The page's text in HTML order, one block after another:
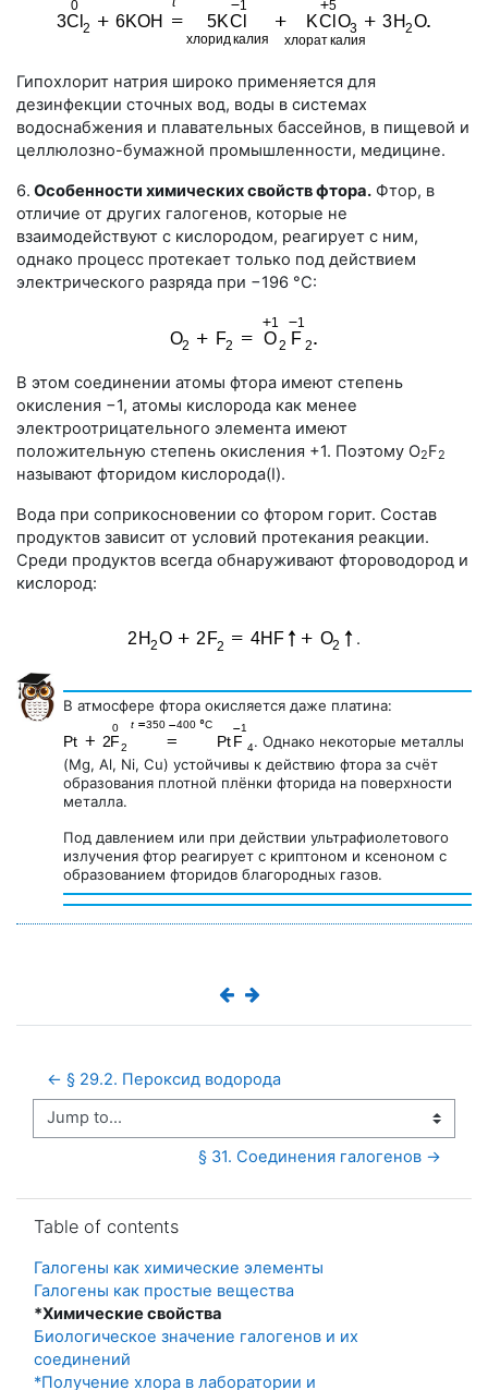
Гипохлорит натрия широко применяется для
дезинфекции сточных вод, воды в системах
водоснабжения и плавательных бассейнов, в пищевой и
целлюлозно-бумажной промышленности, медицине.
6. Особенности химических свойств фтора. Фтор, в
отличие от других галогенов, которые не
взаимодействуют с кислородом, реагирует с ним,
однако процесс протекает только под действием
электрического разряда при −196 °С:
В этом соединении атомы фтора имеют степень
окисления −1, атомы кислорода как менее
электроотрицательного элемента имеют
положительную степень окисления +1. Поэтому O2F2
называют фторидом кислорода(I).
Вода при соприкосновении со фтором горит. Состав
продуктов зависит от условий протекания реакции.
Среди продуктов всегда обнаруживают фтороводород и
кислород:
.
В атмосфере фтора окисляется даже платина:
. Однако некоторые металлы
(Mg, Al, Ni, Cu) устойчивы к действию фтора за счёт
образования плотной плёнки фторида на поверхности
металла.
Под давлением или при действии ультрафиолетового
излучения фтор реагирует с криптоном и ксеноном с
образованием фторидов благородных газов.
← § 29.2. Пероксид водорода
Jump to...
§ 31. Соединения галогенов →
Table of contents
Галогены как химические элементы
Галогены как простые вещества
*Химические свойства
Биологическое значение галогенов и их
соединений
*Получение хлора в лаборатории и